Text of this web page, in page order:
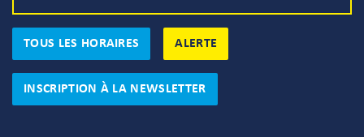
TOUS LES HORAIRES ALERTE
INSCRIPTION À LA NEWSLETTER